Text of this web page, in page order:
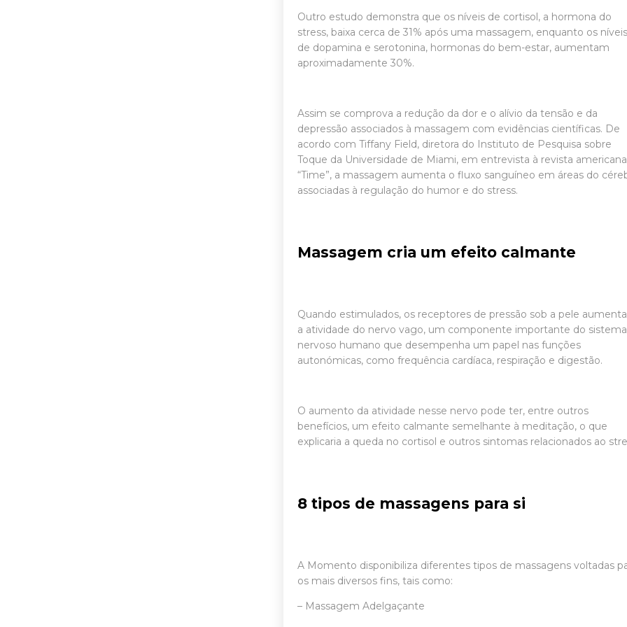
Outro estudo demonstra que os níveis de cortisol, a hormona do
stress, baixa cerca de 31% após uma massagem, enquanto os
de dopamina e serotonina, hormonas do bem-estar, aumentam
aproximadamente 30%.
Assim se comprova a redução da dor e o alívio da tensão e da
depressão associados à massagem com evidências científicas. De
acordo com Tiffany Field, diretora do Instituto de Pesquisa sobre
Toque da Universidade de Miami, em entrevista à revista americana
“Time”, a massagem aumenta o fluxo sanguíneo em áreas do
associadas à regulação do humor e do stress.
Massagem cria um efeito calmante
Quando estimulados, os receptores de pressão sob a pele
a atividade do nervo vago, um componente importante do sistema
nervoso humano que desempenha um papel nas funções
autonómicas, como frequência cardíaca, respiração e digestão.
O aumento da atividade nesse nervo pode ter, entre outros
benefícios, um efeito calmante semelhante à meditação, o que
explicaria a queda no cortisol e outros sintomas relacionados ao
8 tipos de massagens para si
A Momento disponibiliza diferentes tipos de massagens voltadas
os mais diversos fins, tais como:
– Massagem Adelgaçante